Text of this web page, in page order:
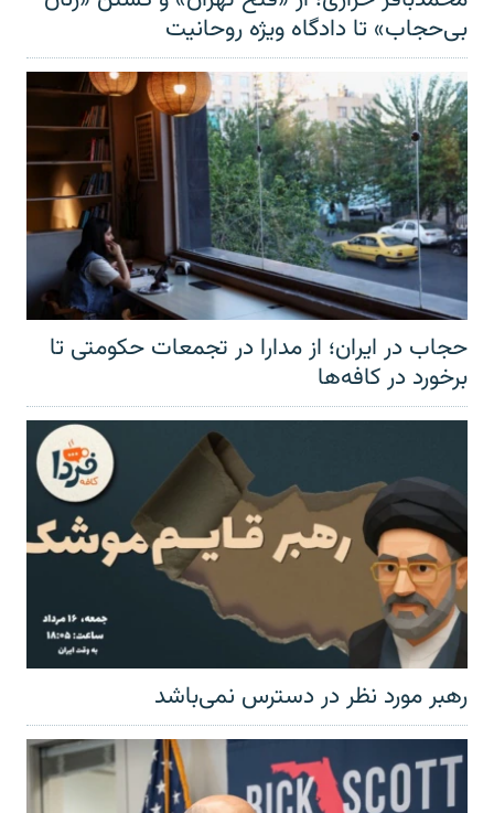
بی‌حجاب» تا دادگاه ویژه روحانیت
حجاب در ایران؛ از مدارا در تجمعات حکومتی تا
برخورد در کافه‌ها
رهبر مورد نظر در دسترس نمی‌باشد